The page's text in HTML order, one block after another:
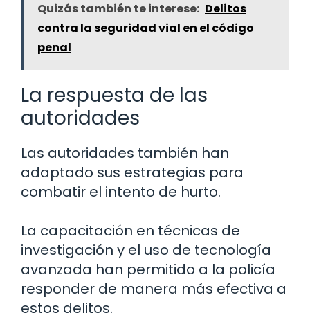
Quizás también te interese: Delitos
contra la seguridad vial en el código
penal
La respuesta de las
autoridades
Las autoridades también han
adaptado sus estrategias para
combatir el intento de hurto.
La capacitación en técnicas de
investigación y el uso de tecnología
avanzada han permitido a la policía
responder de manera más efectiva a
estos delitos.